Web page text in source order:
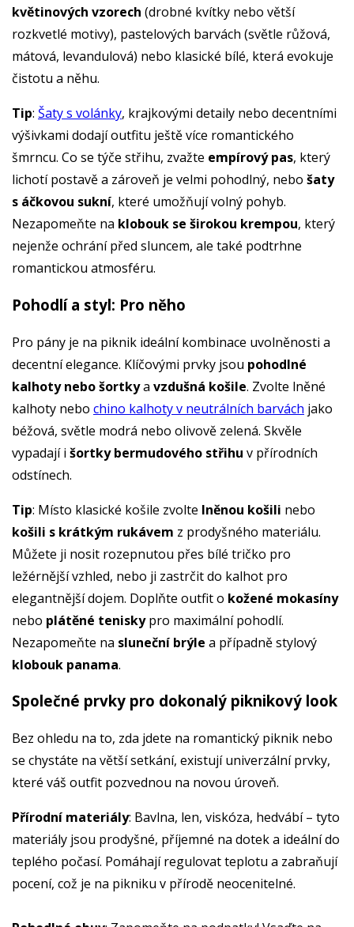
květinových vzorech (drobné kvítky nebo větší
rozkvetlé motivy), pastelových barvách (světle růžová,
mátová, levandulová) nebo klasické bílé, která evokuje
čistotu a něhu.
Tip: Šaty s volánky, krajkovými detaily nebo decentními
výšivkami dodají outfitu ještě více romantického
šmrncu. Co se týče střihu, zvažte empírový pas, který
lichotí postavě a zároveň je velmi pohodlný, nebo šaty
s áčkovou sukní, které umožňují volný pohyb.
Nezapomeňte na klobouk se širokou krempou, který
nejenže ochrání před sluncem, ale také podtrhne
romantickou atmosféru.
Pohodlí a styl: Pro něho
Pro pány je na piknik ideální kombinace uvolněnosti a
decentní elegance. Klíčovými prvky jsou pohodlné
kalhoty nebo šortkya vzdušná košile. Zvolte lněné
kalhoty nebo chino kalhoty v neutrálních barvách jako
béžová, světle modrá nebo olivově zelená. Skvěle
vypadají i šortky bermudového střihu v přírodních
odstínech.
Tip: Místo klasické košile zvolte lněnou košili nebo
košili s krátkým rukávem z prodyšného materiálu.
Můžete ji nosit rozepnutou přes bílé tričko pro
ležérnější vzhled, nebo ji zastrčit do kalhot pro
elegantnější dojem. Doplňte outfit o kožené mokasíny
nebo plátěné teniskypro maximální pohodlí.
Nezapomeňte na sluneční brýle a případně stylový
klobouk panama.
Společné prvky pro dokonalý piknikový look
Bez ohledu na to, zda jdete na romantický piknik nebo
se chystáte na větší setkání, existují univerzální prvky,
které váš outfit pozvednou na novou úroveň.
Přírodní materiály: Bavlna, len, viskóza, hedvábí – tyto
materiály jsou prodyšné, příjemné na dotek a ideální do
teplého počasí. Pomáhají regulovat teplotu a zabraňují
pocení, což je na pikniku v přírodě neocenitelné.